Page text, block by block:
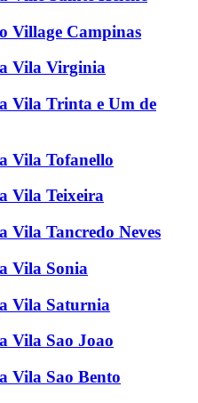
Village Campinas
Vila Virginia
Vila Trinta e Um de
Vila Tofanello
Vila Teixeira
Vila Tancredo Neves
Vila Sonia
Vila Saturnia
Vila Sao Joao
Vila Sao Bento